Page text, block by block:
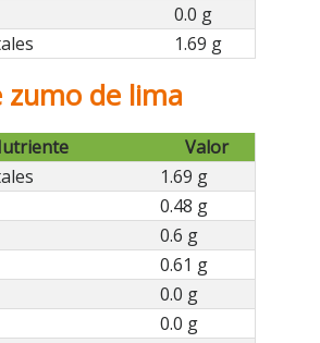
0.0 g
1.69 g
zumo de lima
Valor
1.69 g
0.48 g
0.6 g
0.61 g
0.0 g
0.0 g